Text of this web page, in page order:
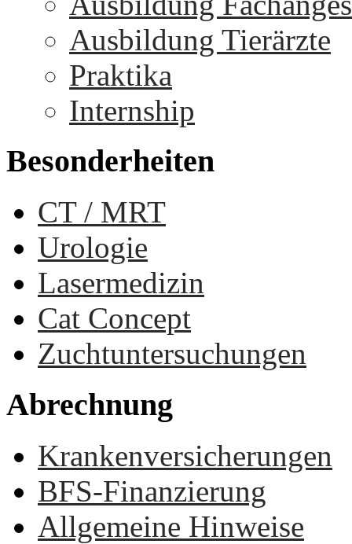
Ausbildung Tierärzte
Praktika
Internship
Besonderheiten
CT / MRT
Urologie
Lasermedizin
Cat Concept
Zuchtuntersuchungen
Abrechnung
Krankenversicherungen
BFS-Finanzierung
Allgemeine Hinweise